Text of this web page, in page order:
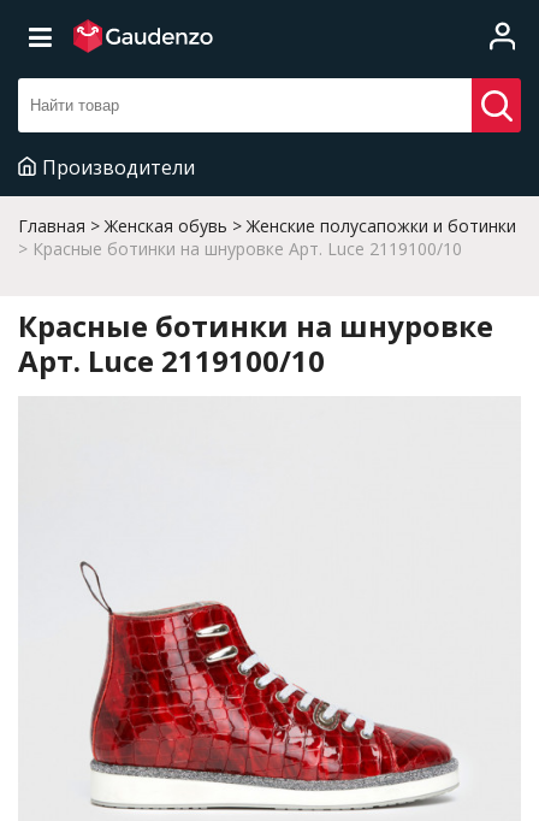
Производители
Главная Женская обувь
Женские полусапожки и ботинки
Красные ботинки на шнуровке Арт. Luce 2119100/10
Красные ботинки на шнуровке
Арт. Luce 2119100/10